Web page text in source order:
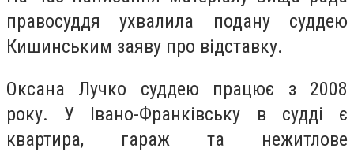
правосуддя ухвалила подану суддею
Кишинським заяву про відставку.
Оксана Лучко суддею працює з 2008
року. У Івано-Франківську в судді є
квартира, гараж та нежитлове